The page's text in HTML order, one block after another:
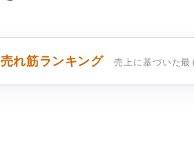
売れ筋ランキング 売上に基づいた最